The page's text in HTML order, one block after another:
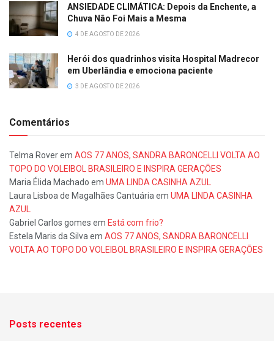
ANSIEDADE CLIMÁTICA: Depois da Enchente, a
Chuva Não Foi Mais a Mesma
4 DE AGOSTO DE 2026
Herói dos quadrinhos visita Hospital Madrecor
em Uberlândia e emociona paciente
3 DE AGOSTO DE 2026
Comentários
Telma Roverem AOS 77 ANOS, SANDRA BARONCELLI VOLTA AO
TOPO DO VOLEIBOL BRASILEIRO E INSPIRA GERAÇÕES
Maria Élida Machado em UMA LINDA CASINHA AZUL
Laura Lisboa de Magalhães Cantuária em UMA LINDA CASINHA
AZUL
Gabriel Carlos gomes em Está com frio?
Estela Maris da Silva em AOS 77 ANOS, SANDRA BARONCELLI
VOLTA AO TOPO DO VOLEIBOL BRASILEIRO E INSPIRA GERAÇÕES
Posts recentes